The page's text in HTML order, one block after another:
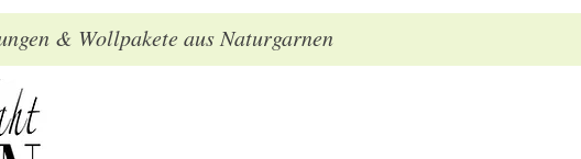
& Wollpakete aus Naturgarnen